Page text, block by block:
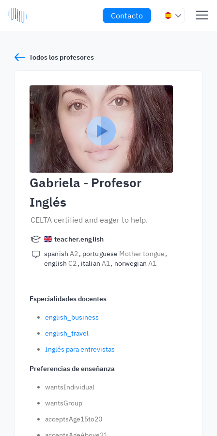
Contacto
Todos los profesores
Gabriela - Profesor
Inglés
CELTA certified and eager to help.
teacher.english
spanishA2 portuguese Mother tongue
english C2 italian A1 norwegianA1
Especialidades docentes
english_business
english_travel
Inglés para entrevistas
Preferencias de enseñanza
wantsIndividual
wantsGroup
acceptsAge15to20